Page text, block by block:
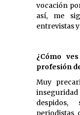
vocación
así, me
entrevistas
¿Cómo
profesión
Muy
periodistas